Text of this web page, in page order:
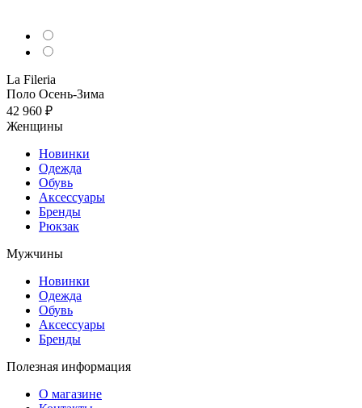
La Fileria
Поло Осень-Зима
42 960 ₽
Женщины
Новинки
Одежда
Обувь
Аксессуары
Бренды
Рюкзак
Мужчины
Новинки
Одежда
Обувь
Аксессуары
Бренды
Полезная информация
О магазине